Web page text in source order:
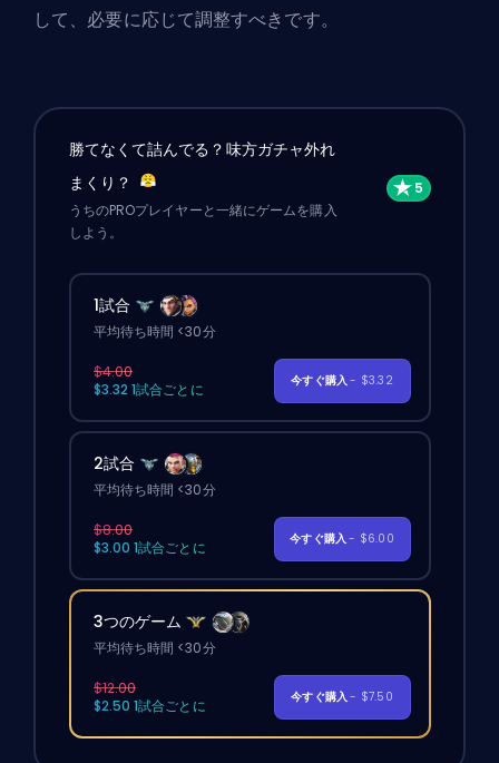
して、必要に応じて調整すべきです。
勝てなくて詰んでる？味方ガチャ外れ
まくり？
うちのPROプレイヤーと一緒にゲームを購入
しよう。
1試合
平均待ち時間 <30分
$4.00
$3.32 1試合ごとに
今すぐ購入- $3.32
2試合
平均待ち時間 <30分
$8.00
$3.00 1試合ごとに
今すぐ購入- $6.00
3つのゲーム
平均待ち時間 <30分
$12.00
$2.50 1試合ごとに
今すぐ購入- $7.50